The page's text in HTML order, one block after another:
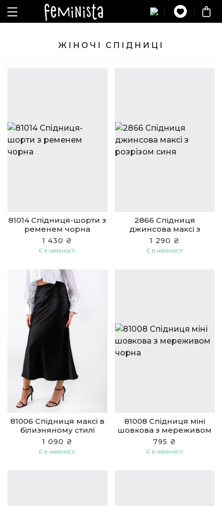
ЖІНОЧІ СПІДНИЦІ
81014 Спідниця-шорти з
ременем чорна
1 430 ₴
Є в наявності
2866 Спідниця
джинсова максі з
розрізом синя
1 290 ₴
Є в наявності
81006 Спідниця максі в
білизняному стилі
чорна
1 090 ₴
Є в наявності
81008 Спідниця міні
шовкова з мереживом
чорна
795 ₴
Є в наявності